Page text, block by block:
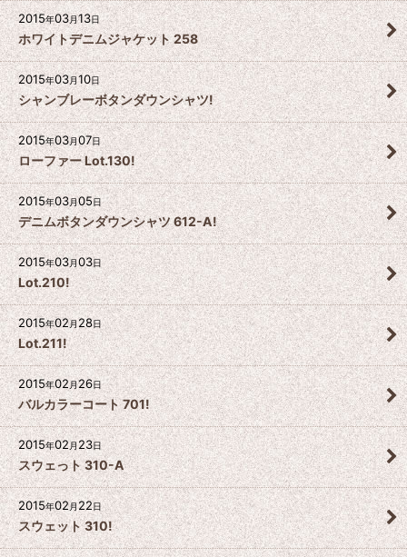
2015年03月13日
ホワイトデニムジャケット 258
2015年03月10日
シャンブレーボタンダウンシャツ!
2015年03月07日
ローファー Lot.130!
2015年03月05日
デニムボタンダウンシャツ 612-A!
2015年03月03日
Lot.210!
2015年02月28日
Lot.211!
2015年02月26日
バルカラーコート 701!
2015年02月 23日
スウェっト 310-A
2015年02月 22日
スウェット 310!